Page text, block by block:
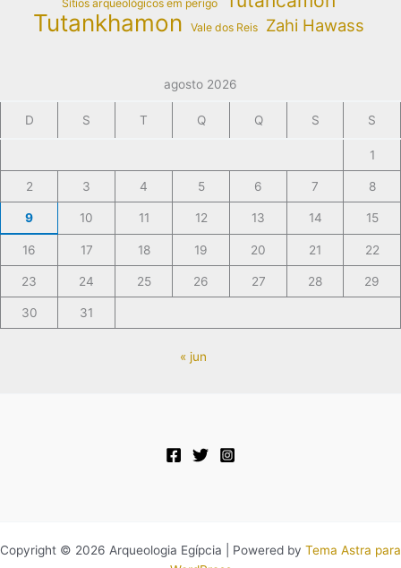
Sítios arqueológicos em perigo
Tutankhamon Vale dos Reis Zahi Hawass
agosto 2026
D S T Q Q S S
1
2 3 4 5 6 7 8
9 10 11 12 13 14 15
16 17 18 19 20 21 22
23 24 25 26 27 28 29
30 31
« jun
Copyright © 2026 Arqueologia Egípcia | Powered by Tema Astra para